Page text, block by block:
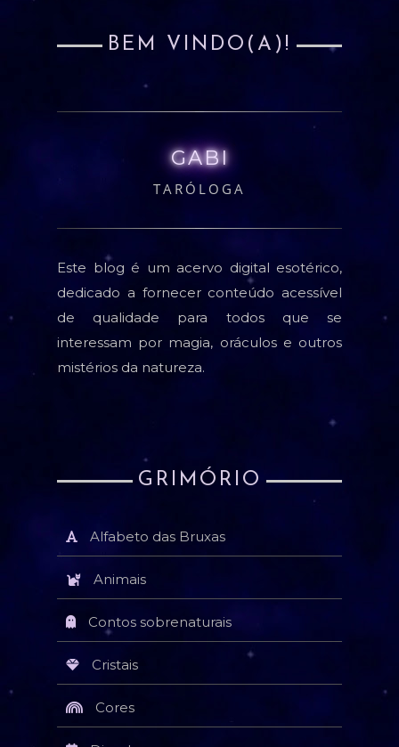
BEM VINDO(A)!
GABI
TARÓLOGA
Este blog é um acervo digital esotérico,
dedicado a fornecer conteúdo acessível
de qualidade para todos que se
interessam por magia, oráculos e outros
mistérios da natureza.
GRIMÓRIO
Alfabeto das Bruxas
Animais
Contos sobrenaturais
Cristais
Cores